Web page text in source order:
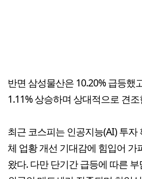
반면 삼성물산은 10.20% 급등했
1.11% 상승하며 상대적으로 견
최근 코스피는 인공지능(AI) 투자
체 업황 개선 기대감에 힘입어 가
왔다. 다만 단기간 급등에 따른